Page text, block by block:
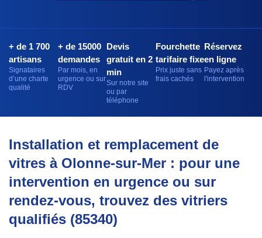
+ de 1 700
artisans
Signataires
d’une charte
qualité
+ de 15000
demandes
Par mois, en
urgence ou sur
RDV
Devis
gratuit en 2
min
Sur notre site
ou par
téléphone
Fourchette
tarifaire fixe
Prix juste sans
frais cachés
Réservez
en ligne
Payez après
l'intervention
Installation et remplacement de
vitres à Olonne-sur-Mer : pour une
intervention en urgence ou sur
rendez-vous, trouvez des vitriers
qualifiés (85340)